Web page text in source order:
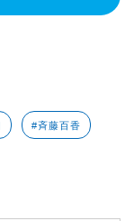
#斉藤百香